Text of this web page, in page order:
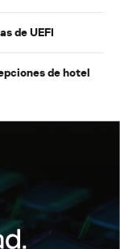
de UEFI
de hotel